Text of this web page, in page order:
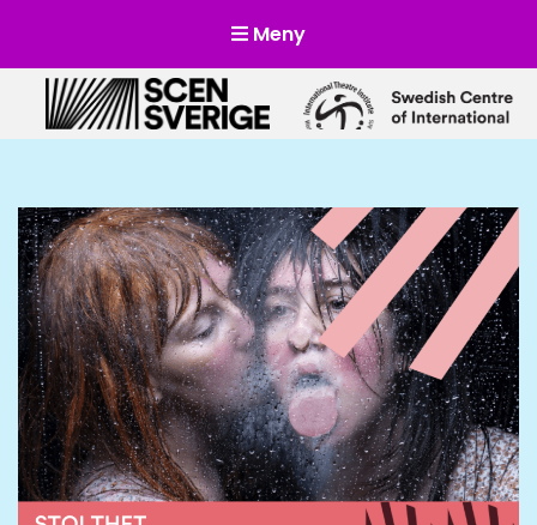
Meny
Scensverige
Mötesplats för svensk och internationell scenkonst